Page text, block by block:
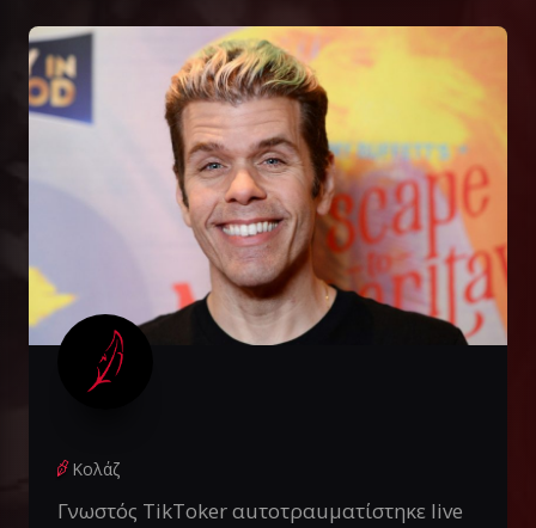
Κολάζ
Γνωστός TikToker αuτοτραuματίστηκε live